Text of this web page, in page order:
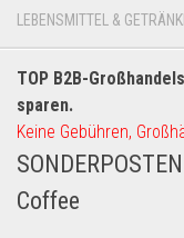
Geschenkartikel
Handy und
Kosmetik & Pflege
Lebensmittel &
Multimedia & Elektro
LEBENSMITTEL &
TOP B2B-
sparen.
Keine Gebühren,
Coffee